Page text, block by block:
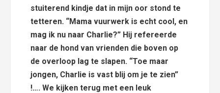
stuiterend kindje dat in mijn oor stond te
tetteren. “Mama vuurwerk is echt cool, en
mag ik nu naar Charlie?” Hij refereerde
naar de hond van vrienden die boven op
de overloop lag te slapen. “Toe maar
jongen, Charlie is vast blij om je te zien”
!…. We kijken terug met een leuk